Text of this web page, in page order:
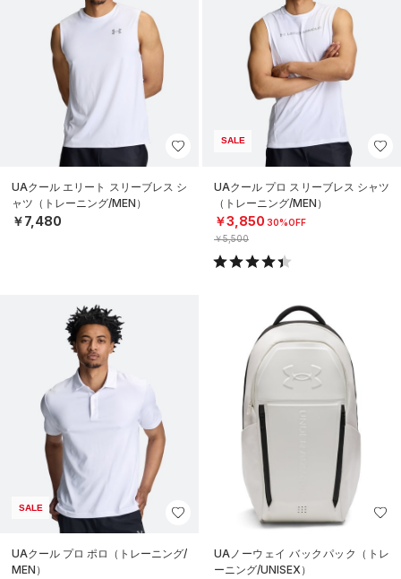
UAクール エリート スリーブレス シ
ャツ（トレーニング/MEN）
￥7,480
SALE
UAクール プロ スリーブレス シャツ
（トレーニング/MEN）
￥3,850 30%OFF
￥5,500
SALE
UAクール プロ ポロ（トレーニング/
MEN）
UAノーウェイ バックパック（トレ
ーニング/UNISEX）